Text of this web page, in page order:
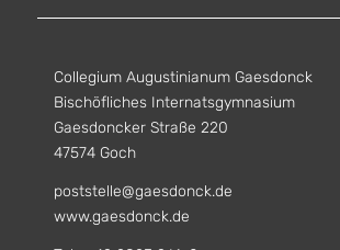
Collegium Augustinianum Gaesdonck
Bischöfliches Internatsgymnasium
Gaesdoncker Straße 220
47574 Goch
poststelle@gaesdonck.de
www.gaesdonck.de